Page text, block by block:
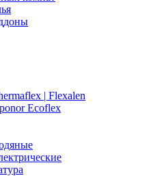
| Flexalen
Ecoflex